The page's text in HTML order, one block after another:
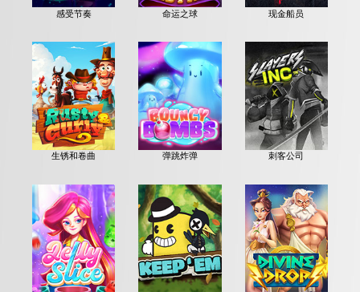
感受节奏 命运之球 现金船员
生锈和卷曲 弹跳炸弹 刺客公司